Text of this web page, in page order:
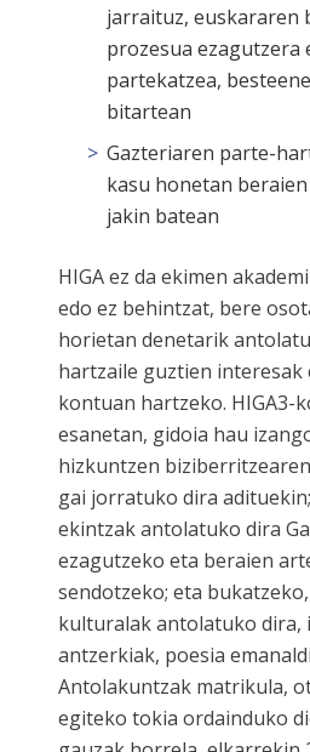
jarraituz, euskararen
prozesua ezagutzera
partekatzea,
bitartean
Gazteriaren parte-
kasu honetan
jakin batean
HIGA ez da ekimen
edo ez behintzat, bere
horietan denetarik
hartzaile guztien interesak
kontuan hartzeko. HIGA3-
esanetan, gidoia hau
hizkuntzen
gai jorratuko dira
ekintzak antolatuko dira
ezagutzeko eta beraien
sendotzeko; eta
kulturalak antolatuko dira,
antzerkiak, poesia
Antolakuntzak matrikula,
egiteko tokia ordainduko